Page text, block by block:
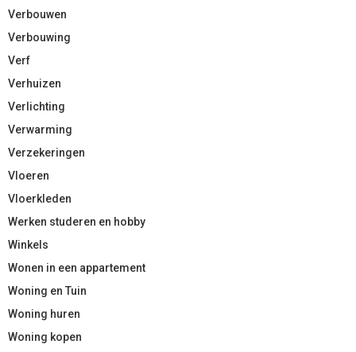
Verbouwen
Verbouwing
Verf
Verhuizen
Verlichting
Verwarming
Verzekeringen
Vloeren
Vloerkleden
Werken studeren en hobby
Winkels
Wonen in een appartement
Woning en Tuin
Woning huren
Woning kopen